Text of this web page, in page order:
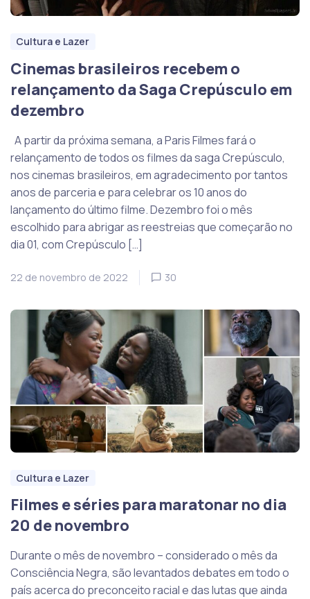
Cultura e Lazer
Cinemas brasileiros recebem o
relançamento da Saga Crepúsculo em
dezembro
A partir da próxima semana, a Paris Filmes fará o
relançamento de todos os filmes da saga Crepúsculo,
nos cinemas brasileiros, em agradecimento por tantos
anos de parceria e para celebrar os 10 anos do
lançamento do último filme. Dezembro foi o mês
escolhido para abrigar as reestreias que começarão no
dia 01, com Crepúsculo […]
22 de novembro de 2022 30
Cultura e Lazer
Filmes e séries para maratonar no dia
20 de novembro
Durante o mês de novembro – considerado o mês da
Consciência Negra, são levantados debates em todo o
país acerca do preconceito racial e das lutas que ainda